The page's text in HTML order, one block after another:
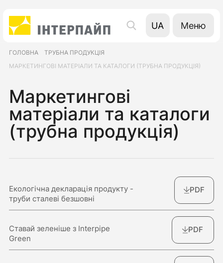
UA
RU
Меню
ГОЛОВНА
ТРУБНА ПРОДУКЦІЯ
МАРКЕТИНГОВІ МАТЕРІАЛИ ТА КАТАЛОГИ (ТРУБНА ПРОДУКЦІЯ)
Маркетингові
матеріали та каталоги
(трубна продукція)
Екологічна декларація продукту -
труби сталеві безшовні
PDF
Ставай зеленіше з Interpipe
Green
PDF